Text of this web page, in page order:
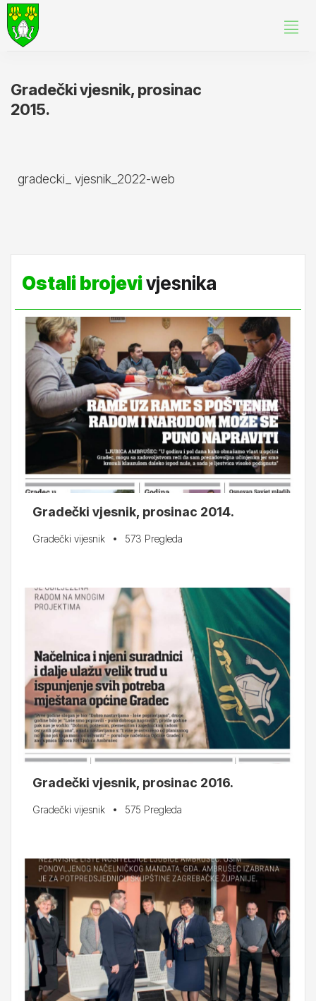
Gradečki vjesnik, prosinac
2015.
gradecki_ vjesnik_2022-web
Ostali brojevivjesnika
Gradečki vjesnik, prosinac 2014.
Gradečki vijesnik 573 Pregleda
Gradečki vjesnik, prosinac 2016.
Gradečki vijesnik 575 Pregleda